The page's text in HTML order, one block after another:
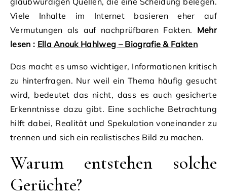
Viele Inhalte im Internet basieren eher auf
Vermutungen als auf nachprüfbaren Fakten. Mehr
lesen : Ella Anouk Hahlweg – Biografie & Fakten
Das macht es umso wichtiger, Informationen kritisch
zu hinterfragen. Nur weil ein Thema häufig gesucht
wird, bedeutet das nicht, dass es auch gesicherte
Erkenntnisse dazu gibt. Eine sachliche Betrachtung
hilft dabei, Realität und Spekulation voneinander zu
trennen und sich ein realistisches Bild zu machen.
Warum entstehen solche
Gerüchte?